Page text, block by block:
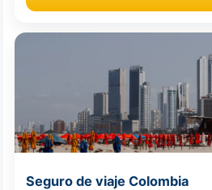
Seguro de viaje Colombia